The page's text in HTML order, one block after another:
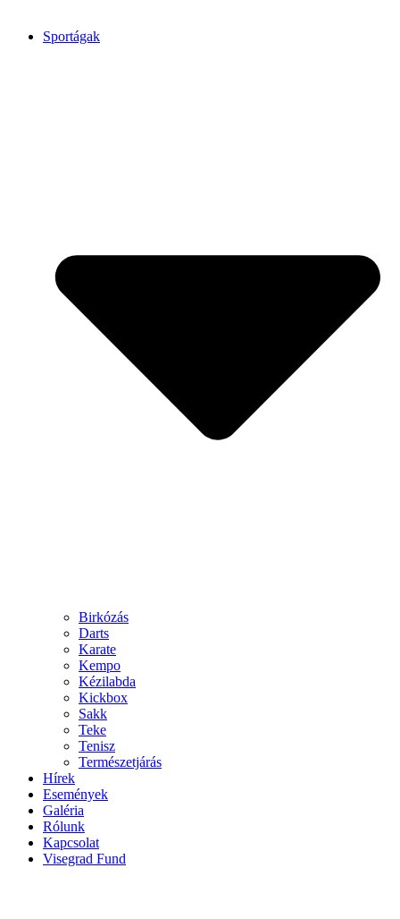
Sportágak
Birkózás
Darts
Karate
Kempo
Kézilabda
Kickbox
Sakk
Teke
Tenisz
Természetjárás
Hírek
Események
Galéria
Rólunk
Kapcsolat
Visegrad Fund